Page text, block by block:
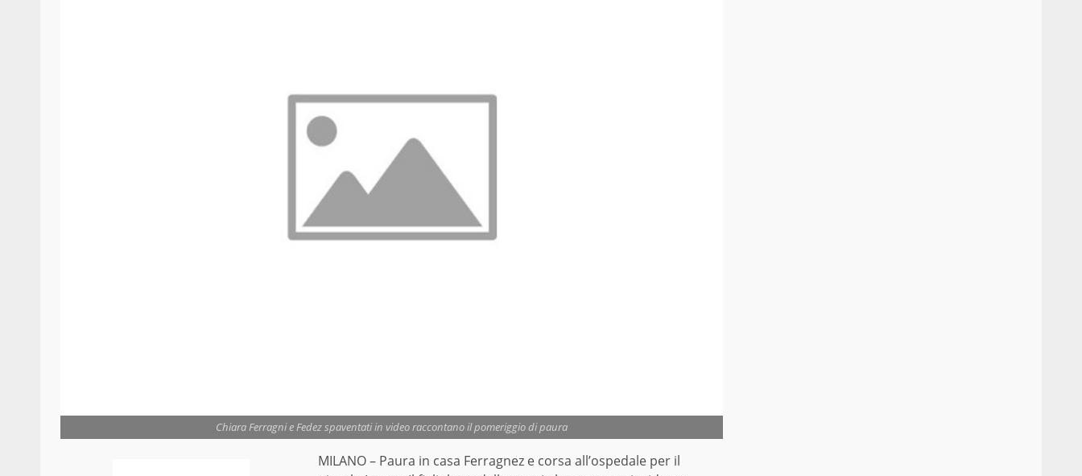
Chiara Ferragni e Fedez spaventati in video raccontano il pomeriggio di paura
MILANO – Paura in casa Ferragnez e corsa all’ospedale per il